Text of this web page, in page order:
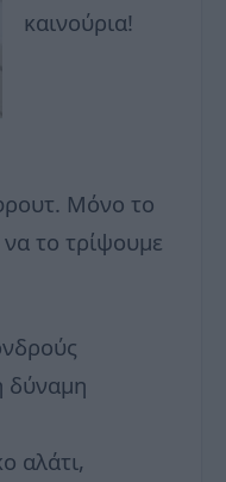
καινούρια!
Μόνο το
το τρίψουμε
δύναμη
αλάτι,